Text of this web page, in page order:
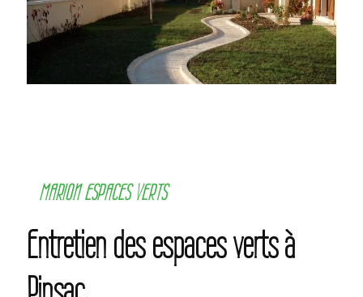
MARION ESPACES VERTS
Entretien des espaces verts à